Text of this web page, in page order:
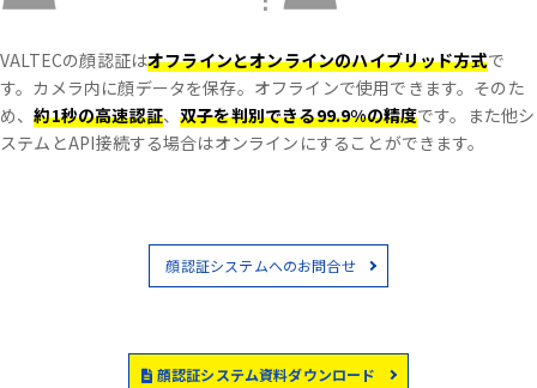
VALTECの顔認証はオフラインとオンラインのハイブリッド方式で
す。 カメラ内に顔データを保存。オフラインで使用できます。 そのた
め、約1秒の高速認証、双子を判別できる99.9%の精度です。 また他シ
ステムとAPI接続する場合はオンラインにすることができます。
顔認証システムへのお問合せ
顔認証システム資料ダウンロード